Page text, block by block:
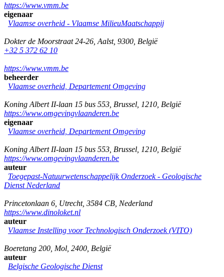
https://www.vmm.be
eigenaar
Vlaamse overheid - Vlaamse MilieuMaatschappij
Dokter de Moorstraat 24-26 Aalst, 9300 België
+32 5 372 62 10
https://www.vmm.be
beheerder
Vlaamse overheid, Departement Omgeving
Koning Albert II-laan 15 bus 553 Brussel 1210 België
https://www.omgevingvlaanderen.be
eigenaar
Vlaamse overheid, Departement Omgeving
Koning Albert II-laan 15 bus 553 Brussel 1210 België
https://www.omgevingvlaanderen.be
auteur
Toegepast-Natuurwetenschappelijk Onderzoek - Geologische
Dienst Nederland
Princetonlaan 6 Utrecht, 3584 CB Nederland
https://www.dinoloket.nl
auteur
Vlaamse Instelling voor Technologisch Onderzoek (VITO)
Boeretang 200 Mol 2400 België
auteur
Belgische Geologische Dienst